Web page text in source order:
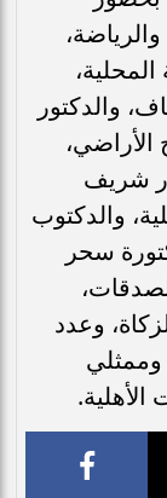
والدكتور
الأراضي،
شريف
والدكتوب
سحر
وعدد
وممثلي